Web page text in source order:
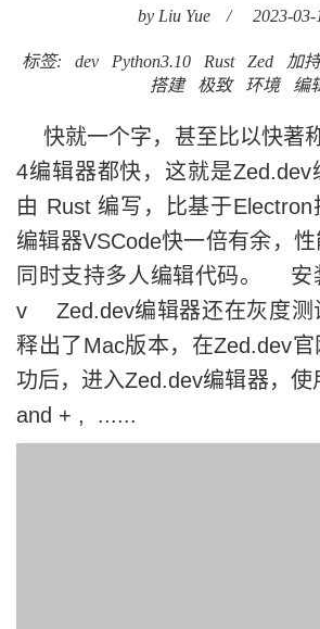
by Liu Yue / 2023-03-
标签: dev Python3.10 Rust Zed 加持
搭建
极致 环境 编
快就一个字，甚至比以快著
4编辑器都快，这就是Zed.dev
由 Rust 编写，比基于
编辑器VSCode快一倍有余，性
同时支持多人编辑代码。 安
v Zed.dev编辑器还在灰度测
释出了Mac版本，在Zed.dev
功后，进入Zed.dev编辑器，使
and + , ......